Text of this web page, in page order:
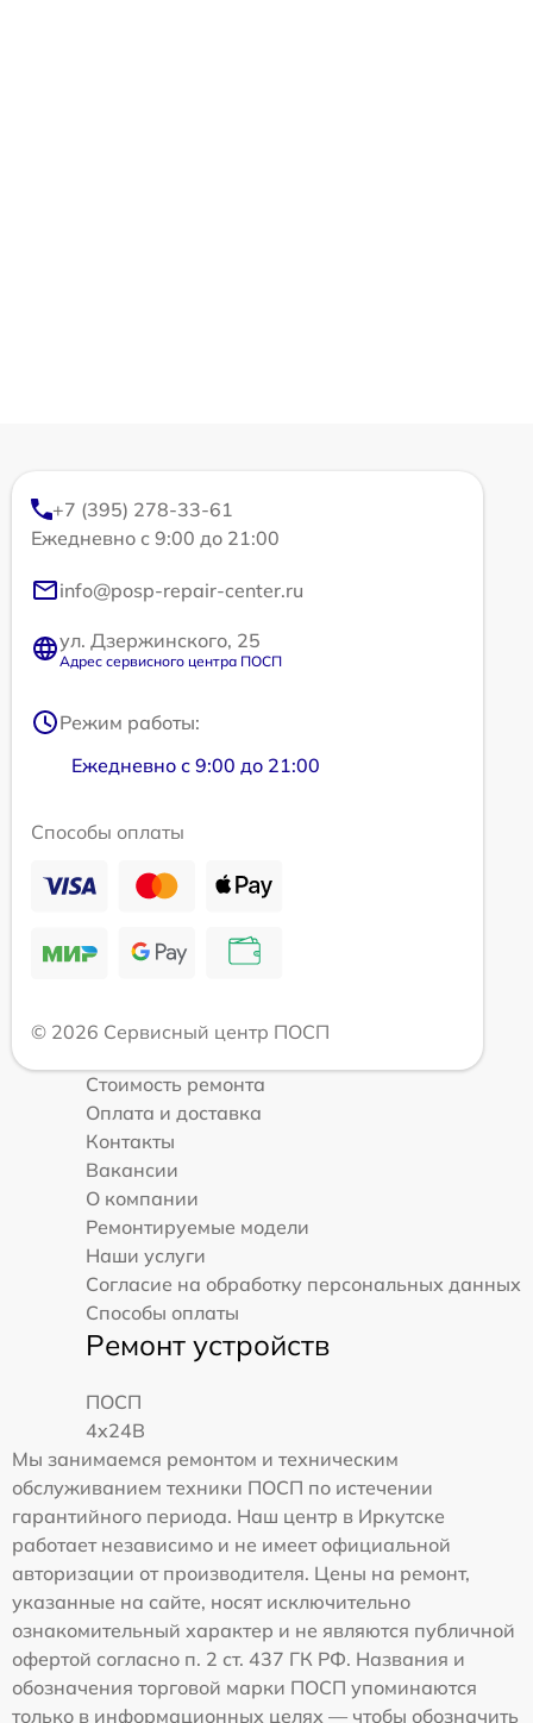
+7 (395) 278-33-61
Ежедневно с 9:00 до 21:00
info@posp-repair-center.ru
ул. Дзержинского, 25
Адрес сервисного центра ПОСП
Режим работы:
Ежедневно с 9:00 до 21:00
Способы оплаты
© 2026 Сервисный центр ПОСП
Стоимость ремонта
Оплата и доставка
Контакты
Вакансии
О компании
Ремонтируемые модели
Наши услуги
Согласие на обработку персональных данных
Способы оплаты
Ремонт устройств
ПОСП
4x24B
Мы занимаемся ремонтом и техническим
обслуживанием техники ПОСП по истечении
гарантийного периода. Наш центр в Иркутске
работает независимо и не имеет официальной
авторизации от производителя. Цены на ремонт,
указанные на сайте, носят исключительно
ознакомительный характер и не являются публичной
офертой согласно п. 2 ст. 437 ГК РФ. Названия и
обозначения торговой марки ПОСП упоминаются
только в информационных целях — чтобы обозначить